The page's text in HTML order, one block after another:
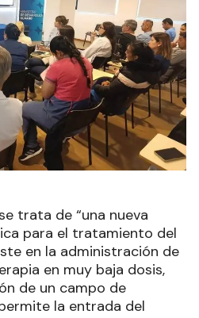
trata de “una nueva
para el tratamiento del
en la administración de
en muy baja dosis,
de un campo de
la entrada del